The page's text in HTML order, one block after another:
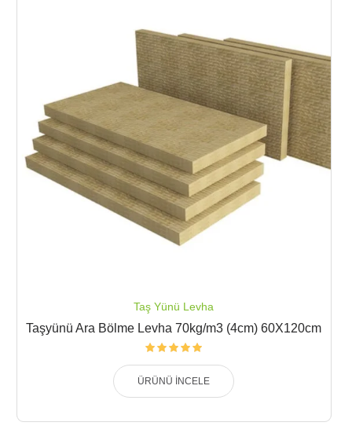
Taş Yünü Levha
Taşyünü Ara Bölme Levha 70kg/m3 (4cm) 60X120cm
ÜRÜNÜ İNCELE